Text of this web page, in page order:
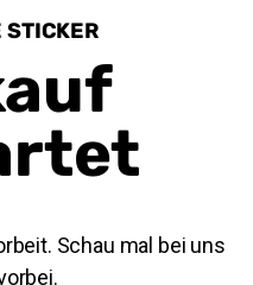
STICKER
Schau mal bei uns